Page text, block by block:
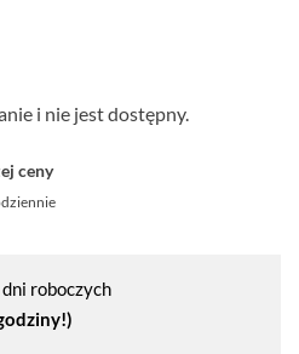
i nie jest dostępny.
ceny
roboczych